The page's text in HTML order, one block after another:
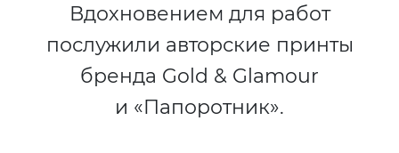
Вдохновением для работ
послужили авторские принты
бренда Gold & Glamour
и «Папоротник».